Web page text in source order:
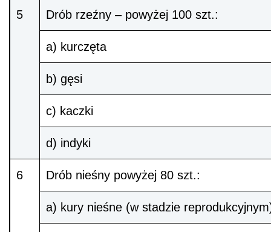
5 Drób rzeźny – powyżej 100 szt.:
a) kurczęta
b) gęsi
c) kaczki
d) indyki
6 Drób nieśny powyżej 80 szt.:
a) kury nieśne (w stadzie